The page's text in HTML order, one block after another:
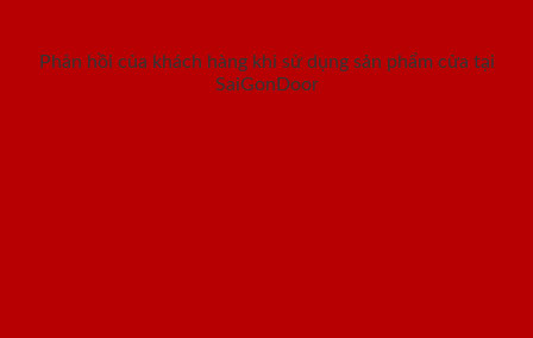
Phản hồi của khách hàng khi sử dụng sản phẩm cửa tại
SaiGonDoor